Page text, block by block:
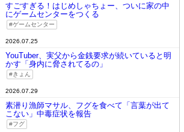
すごすぎる！はじめしゃちょー、ついに家の中
にゲームセンターをつくる
ゲームセンター
2026.07.25
YouTuber、実父から金銭要求が続いていると明
かす「身内に脅されてるの」
きょん
2026.07.29
素潜り漁師マサル、フグを食べて「言葉が出て
こない」中毒症状を報告
フグ